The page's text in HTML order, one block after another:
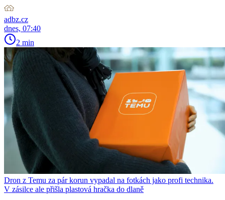
adbz.cz
dnes, 07:40
2 min
Dron z Temu za pár korun vypadal na fotkách jako profi technika.
V zásilce ale přišla plastová hračka do dlaně